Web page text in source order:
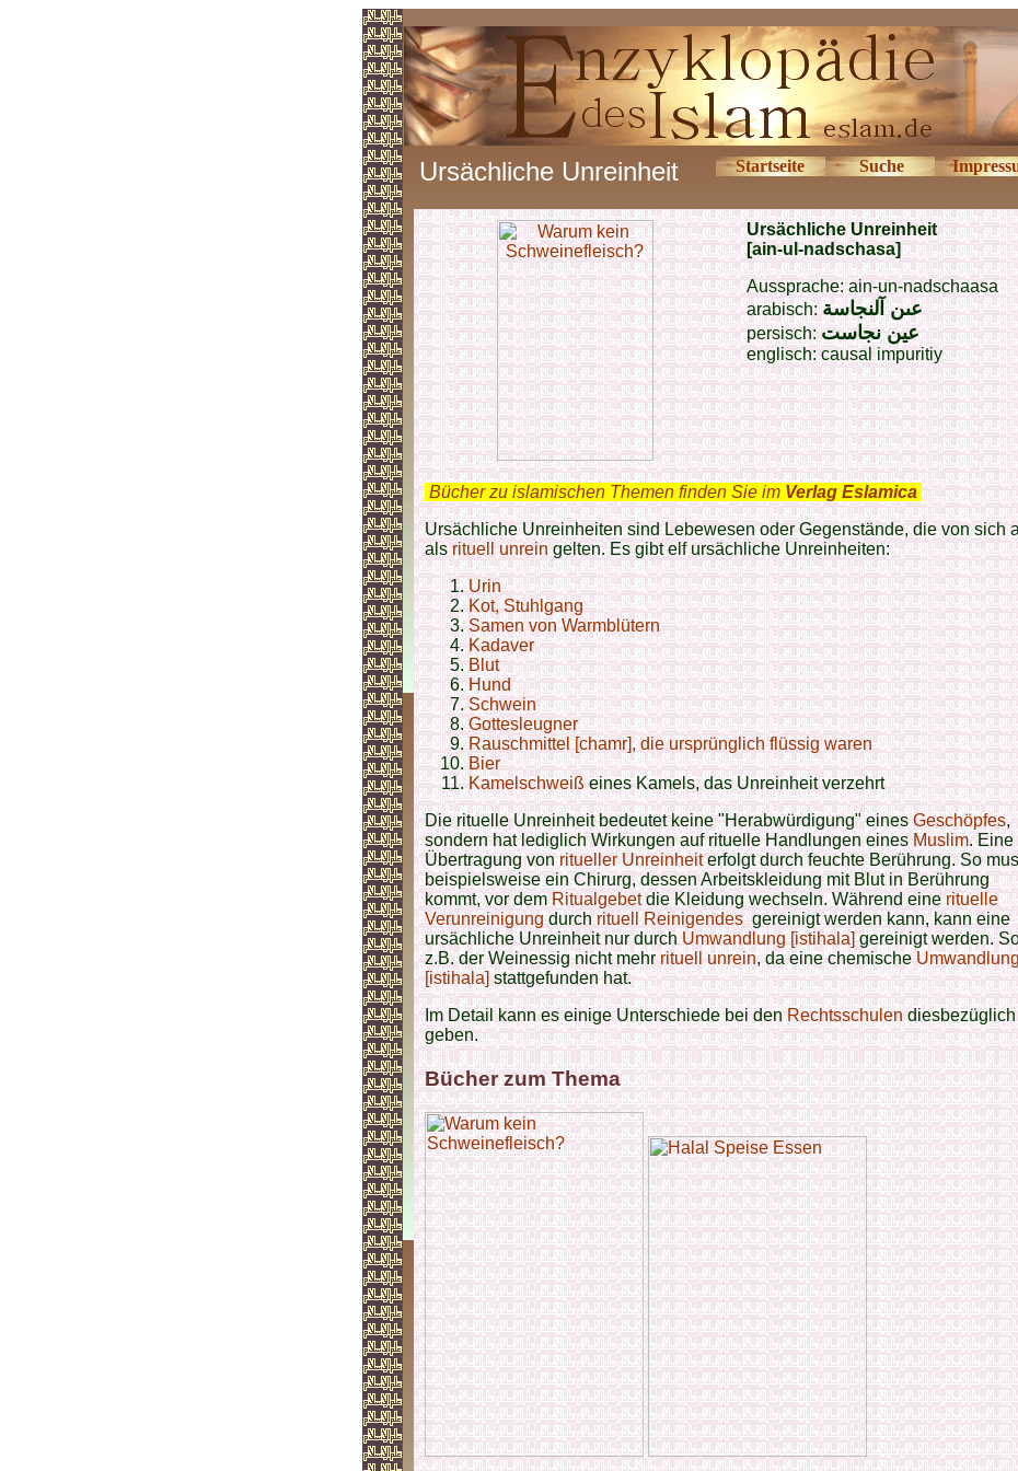
Ursächliche Unreinheit Startseite Suche
Ursächliche Unreinheit
[ain-ul-nadschasa]
Aussprache: ain-un-nadschaasa
arabisch:
عىنآلنجاسة
persisch:عین نجاست
englisch: causal impuritiy
Bücher zu islamischen Themen finden Sie im Verlag Eslamica
Ursächliche Unreinheiten sind Lebewesen oder Gegenstände, die von sich
alsrituell unreingelten. Es gibt elf ursächliche Unreinheiten:
Urin
Kot, Stuhlgang
Samen von Warmblütern
Kadaver
Blut
Hund
Schwein
Gottesleugner
Rauschmittel [chamr], die ursprünglich flüssig waren
Bier
Kamelschweißeines Kamels, das Unreinheit verzehrt
Die rituelle Unreinheit bedeutet keine "Herabwürdigung" einesGeschöpfes,
sondern hat lediglich Wirkungen auf rituelle Handlungen einesMuslim. Eine
Übertragung vonritueller Unreinheiterfolgt durch feuchte Berührung. So
beispielsweise ein Chirurg, dessen Arbeitskleidung mit Blut in Berührung
kommt, vor demRitualgebetdie Kleidung wechseln. Während einerituelle
Verunreinigungdurchrituell Reinigendesgereinigt werden kann, kann eine
ursächliche Unreinheit nur durchUmwandlung [istihala]gereinigt werden.
z.B. der Weinessig nicht mehrrituell unrein, da eine chemische
[istihala]stattgefunden hat.
Im Detail kann es einige Unterschiede bei denRechtsschulendiesbezüglich
geben.
Bücher zum Thema